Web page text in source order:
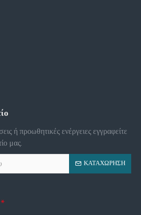
ή προωθητικές ενέργειες εγγραφείτε
μας.
ΚΑΤΑΧΏΡΗΣΗ